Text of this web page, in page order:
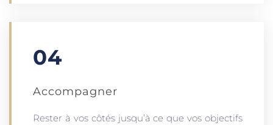
04
Accompagner
Rester à vos côtés jusqu’à ce que vos objectifs